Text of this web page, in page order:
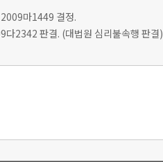
마1449 결정.
다2342 판결. (대법원 심리불속행 판결)